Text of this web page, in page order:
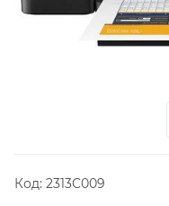
Код: 2313C009